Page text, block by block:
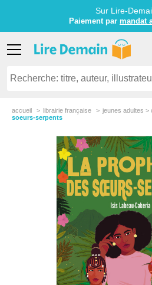
Sur Lire-
Paiement par mandat
accueil librairie française jeunes adultes >
soeurs-serpents